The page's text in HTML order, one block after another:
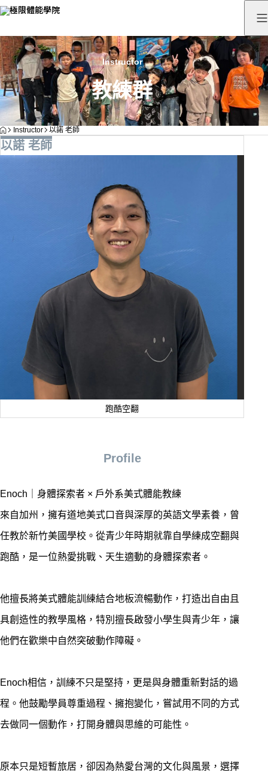
Instructor
教練群
HOME
Instructor 以諾 老師
以諾 老師
跑酷空翻
Profile
Enoch｜身體探索者 × 戶外系美式體能教練
來自加州，擁有道地美式口音與深厚的英語文學素養，曾
任教於新竹美國學校。從青少年時期就靠自學練成空翻與
跑酷，是一位熱愛挑戰、天生適動的身體探索者。
他擅長將美式體能訓練結合地板流暢動作，打造出自由且
具創造性的教學風格，特別擅長啟發小學生與青少年，讓
他們在歡樂中自然突破動作障礙。
Enoch相信，訓練不只是堅持，更是與身體重新對話的過
程。他鼓勵學員尊重過程、擁抱變化，嘗試用不同的方式
去做同一個動作，打開身體與思維的可能性。
原本只是短暫旅居，卻因為熱愛台灣的文化與風景，選擇